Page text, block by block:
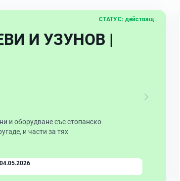
И УЗУНОВ |
СТАТУС: действащ
и оборудване със стопанско
и части за тях
04.05.2026